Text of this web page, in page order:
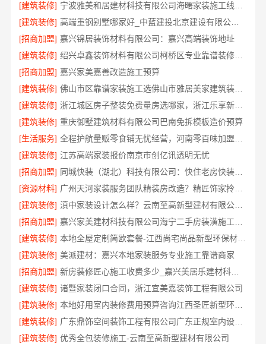
[建筑装修]
[建筑装修]
高端重钢别墅哪家好_中蓝建投北京建设有限公司四川
[招商加盟] 嘉兴锦居装饰材料有限公司：嘉兴高端装饰地址
[建筑装修]
绍兴卓鑫装饰材料有限公司柯桥区专业靠谱装修施工队
[招商加盟] 嘉兴家美嘉善改造施工预算
[建筑装修]
佛山市区靠谱家装施工选佛山市雅居美家建筑装饰工程有限公司
[建筑装修]
浙江城区房子整装免费量房选哪家，浙江乐享新材料有限公司
[建筑装修] 重庆御墅建筑材料有限公司巴南免拆模板造价预算
[生活服务]
[建筑装修] 江苏高端家装报价南京市创亿讯透明无忧
[招商加盟]
同城快装（湖北）科技有限公司：快住老房快装，工期保障
[资源材料]
[建筑装修]
滇中家装设计怎么样？云南至高新型建材有限公司口碑佳
[招商加盟]
[建筑装修]
本地全屋定制简欧套餐-江西尚宅尚品新型环保材料有限公司
[建筑装修] 美派建材：嘉兴本地家装服务专业施工靠谱商家
[招商加盟]
新房装修匠心施工收费多少_嘉兴美居乐建材科技有限公司
[建筑装修] 诸暨家装闭口合同，浙江宜美嘉装饰工程有限公司
[建筑装修]
本地好用室内装修费用预算咨询江西圣匠新型环保材料有限公司
[建筑装修]
广东鼎饰空间装饰工程有限公司广东正规室内设计透明化施工
[建筑装修] 优秀全包装修施工-云南至高新型建材有限公司